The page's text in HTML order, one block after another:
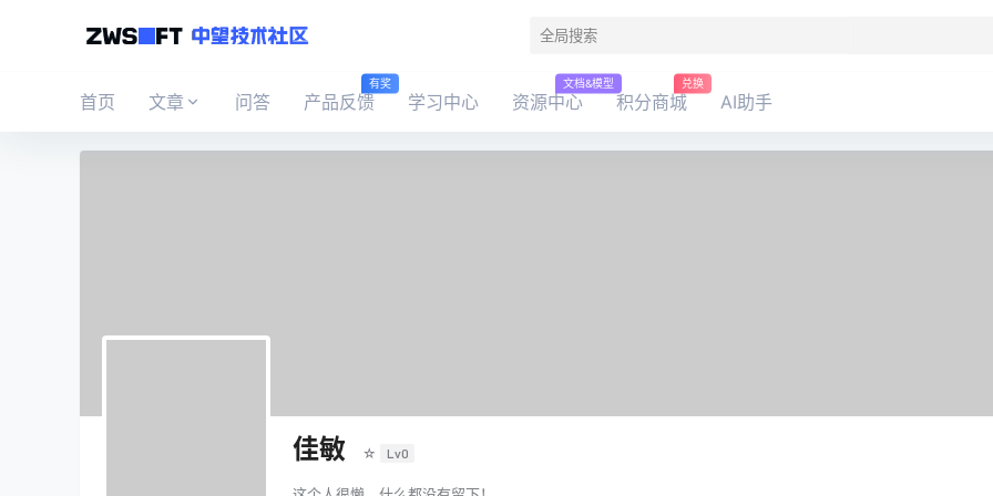
首页 文章 问答 产品反馈
有奖
学习中心 资源中心
文档&模型
积分商城
兑换
AI助手
佳敏 ☆ Lv0